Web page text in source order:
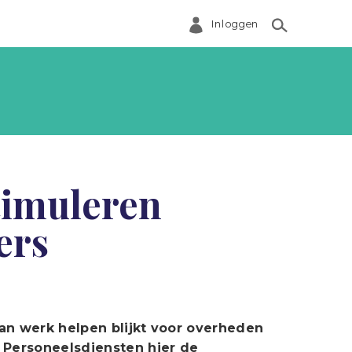
Inloggen
werk helpen blijkt voor overheden
hier de